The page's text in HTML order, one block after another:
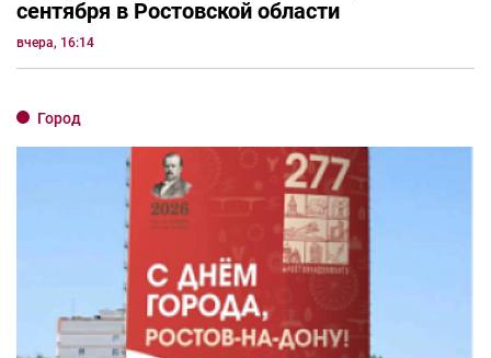
сентября в Ростовской области
вчера, 16:14
Город